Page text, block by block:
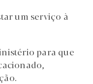
um serviço à
para que